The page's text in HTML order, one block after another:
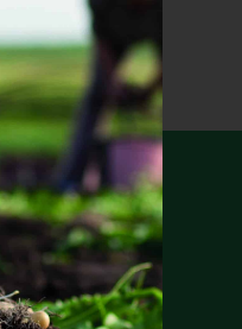
Métropole